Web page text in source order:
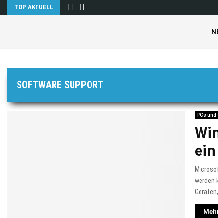
TOP AKTUELL
SOFTWARE SUPPORT
PCs und
werden